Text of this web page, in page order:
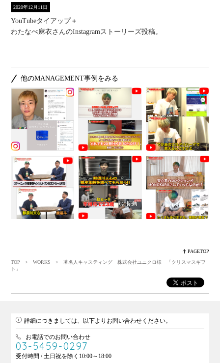
2020年12月11日
YouTubeタイアップ＋
わたなべ麻衣さんのInstagramストーリーズ投稿。
他のMANAGEMENT事例をみる
PAGETOP
TOP
>WORKS
> 著名人キャスティング 株式会社ユニクロ様 「クリスマスギフ
ト」
詳細につきましては、以下よりお問い合わせください。
お電話でのお問い合わせ
03-5459-0297
受付時間 / 土日祝を除く10:00～18:00